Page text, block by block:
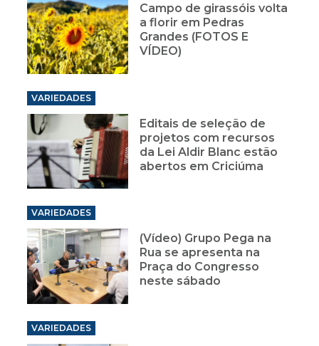
Campo de girassóis volta
a florir em Pedras
Grandes (FOTOS E
VÍDEO)
VARIEDADES
Editais de seleção de
projetos com recursos
da Lei Aldir Blanc estão
abertos em Criciúma
VARIEDADES
(Vídeo) Grupo Pega na
Rua se apresenta na
Praça do Congresso
neste sábado
VARIEDADES